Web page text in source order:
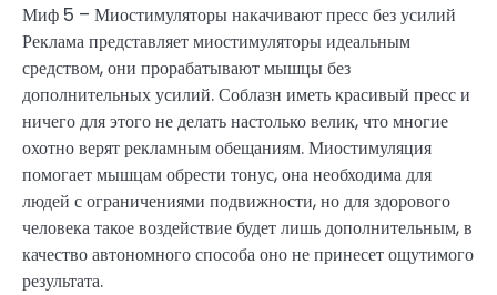
Миф 5 – Миостимуляторы накачивают пресс без усилий
Реклама представляет миостимуляторы идеальным
средством, они прорабатывают мышцы без
дополнительных усилий. Соблазн иметь красивый пресс и
ничего для этого не делать настолько велик, что многие
охотно верят рекламным обещаниям. Миостимуляция
помогает мышцам обрести тонус, она необходима для
людей с ограничениями подвижности, но для здорового
человека такое воздействие будет лишь дополнительным, в
качество автономного способа оно не принесет ощутимого
результата.